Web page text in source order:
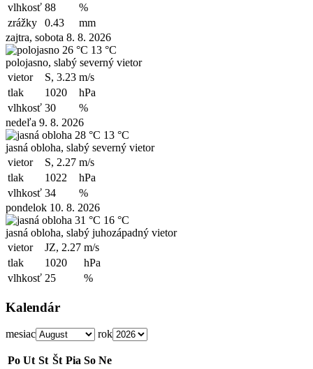
vlhkosť 88
%
zrážky
0.43
mm
zajtra, sobota 8. 8. 2026
26 °C 13 °C
polojasno, slabý severný vietor
vietor
S, 3.23 m/s
tlak
1020
hPa
vlhkosť 30
%
nedeľa 9. 8. 2026
28 °C 13 °C
jasná obloha, slabý severný vietor
vietor
S, 2.27 m/s
tlak
1022
hPa
vlhkosť 34
%
pondelok 10. 8. 2026
31 °C 16 °C
jasná obloha, slabý juhozápadný vietor
vietor
JZ, 2.27 m/s
tlak
1020
hPa
vlhkosť 25 %
Kalendár
mesiac rok
Po Ut St Št Pia So Ne